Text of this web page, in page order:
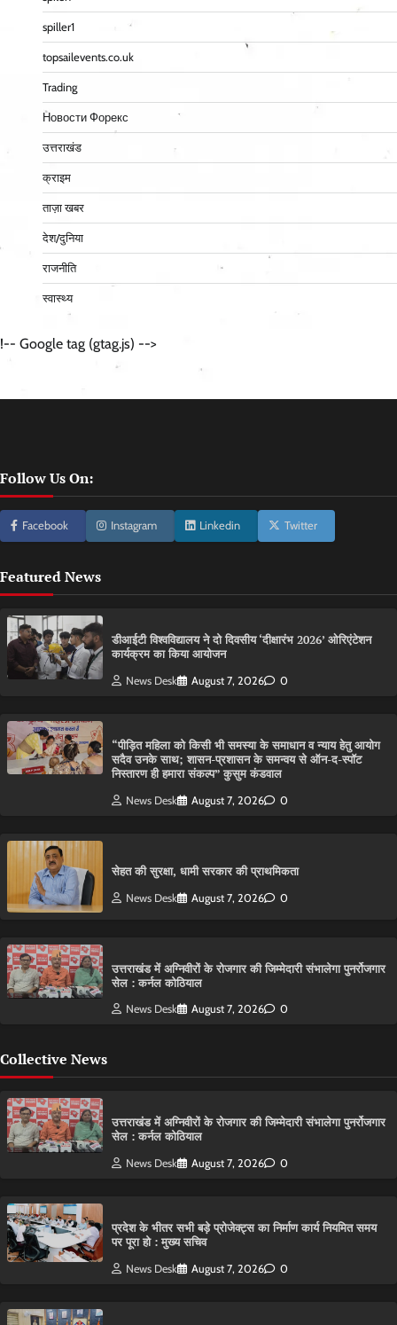
spiller1
topsailevents.co.uk
Trading
Новости Форекс
उत्तराखंड
क्राइम
ताज़ा खबर
देश/दुनिया
राजनीति
स्वास्थ्य
!-- Google tag (gtag.js) -->
Follow Us On:
Facebook Instagram Linkedin Twitter
Featured News
डीआईटी विश्वविद्यालय ने दो दिवसीय ‘दीक्षारंभ 2026’ ओरिएंटेशन
कार्यक्रम का किया आयोजन
News Desk August 7, 2026 0
“पीड़ित महिला को किसी भी समस्या के समाधान व न्याय हेतु आयोग
सदैव उनके साथ; शासन-प्रशासन के समन्वय से ऑन-द-स्पॉट
निस्तारण ही हमारा संकल्प” कुसुम कंडवाल
News Desk August 7, 2026 0
सेहत की सुरक्षा, धामी सरकार की प्राथमिकता
News Desk August 7, 2026 0
उत्तराखंड में अग्निवीरों के रोजगार की जिम्मेदारी संभालेगा पुनर्रोजगार
सेल : कर्नल कोठियाल
News Desk August 7, 2026 0
Collective News
उत्तराखंड में अग्निवीरों के रोजगार की जिम्मेदारी संभालेगा पुनर्रोजगार
सेल : कर्नल कोठियाल
News Desk August 7, 2026 0
प्रदेश के भीतर सभी बड़े प्रोजेक्ट्स का निर्माण कार्य नियमित समय
पर पूरा हो : मुख्य सचिव
News Desk August 7, 2026 0